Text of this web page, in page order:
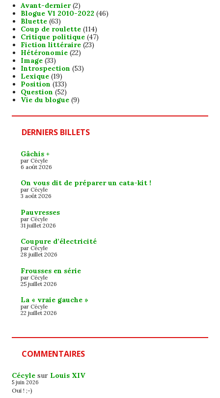
Avant-dernier(2)
Blogue V1 2010-2022 (46)
Bluette(63)
Coup de roulette(114)
Critique politique(47)
Fiction littéraire(23)
Hétéronomie(22)
Image(33)
Introspection (53)
Lexique(19)
Position (133)
Question (52)
Vie du blogue(9)
DERNIERS BILLETS
Gâchis +
par Cécyle
6 août 2026
On vous dit de préparer un cata-kit !
par Cécyle
3 août 2026
Pauvresses
par Cécyle
31 juillet 2026
Coupure d’électricité
par Cécyle
28 juillet 2026
Frousses en série
par Cécyle
25 juillet 2026
La « vraie gauche »
par Cécyle
22 juillet 2026
COMMENTAIRES
Cécyle sur Louis XIV
5 juin 2026
Oui ! ;-)